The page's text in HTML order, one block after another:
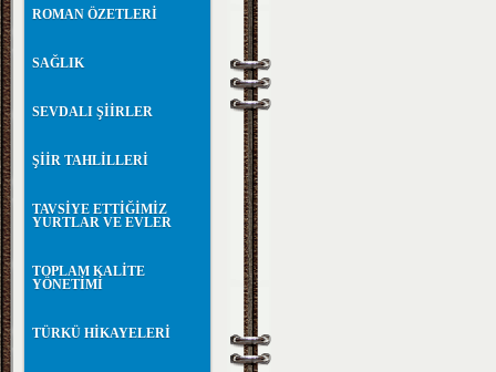
ROMAN ÖZETLERİ
SAĞLIK
SEVDALI ŞİİRLER
ŞİİR TAHLİLLERİ
TAVSİYE ETTİĞİMİZ
YURTLAR VE EVLER
TOPLAM KALİTE
YÖNETİMİ
TÜRKÜ HİKAYELERİ